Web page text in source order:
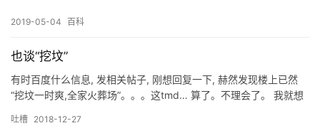
T
微
店
专
2019-05-04 百科
也谈“挖坟”
有时百度什么信息, 发相关帖子, 刚想回复一下, 赫然发现楼上已然
“挖坟一时爽,全家火葬场”。。。这tmd… 算了。不理会了。 我就想
是大多数情况并不是恶意, 只是看到了、进而参与一下,根本没有仔细
吐槽 2018-12-27